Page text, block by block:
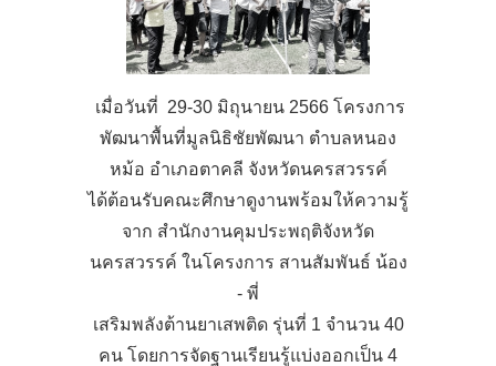
เมื่อวันที่ 29-30 มิถุนายน 2566 โครงการ
พัฒนาพื้นที่มูลนิธิชัยพัฒนา ตำบลหนอง
หม้อ อำเภอตาคลี จังหวัดนครสวรรค์
ได้ต้อนรับคณะศึกษาดูงานพร้อมให้ความรู้
จาก สำนักงานคุมประพฤติจังหวัด
นครสวรรค์ ในโครงการ สานสัมพันธ์ น้อง
- พี่
เสริมพลังต้านยาเสพติด รุ่นที่ 1 จำนวน 40
คน โดยการจัดฐานเรียนรู้แบ่งออกเป็น 4